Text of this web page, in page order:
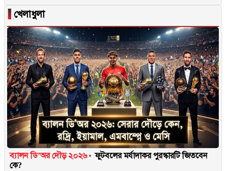
▐ খেলাধুলা
ব্যালন ডি’অর দৌড় ২০২৬
ফুটবলের মর্যাদাকর পুরস্কারটি জিতবেন
কে?